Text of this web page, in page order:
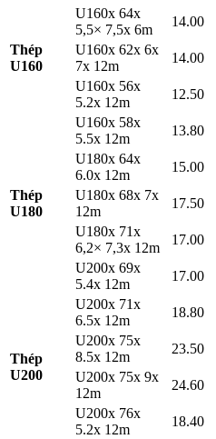
Thép
U160
U160x 64x
5,5× 7,5x 6m
14.00
U160x 62x 6x
7x 12m
14.00
U160x 56x
5.2x 12m
12.50
U160x 58x
5.5x 12m
13.80
Thép
U180
U180x 64x
6.0x 12m
15.00
U180x 68x 7x
12m
17.50
U180x 71x
6,2× 7,3x 12m
17.00
Thép
U200
U200x 69x
5.4x 12m
17.00
U200x 71x
6.5x 12m
18.80
U200x 75x
8.5x 12m
23.50
U200x 75x 9x
12m
24.60
U200x 76x
5.2x 12m
18.40